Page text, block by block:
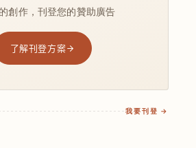
創作，刊登您的贊助廣告
了解刊登方案
我要刊登 →